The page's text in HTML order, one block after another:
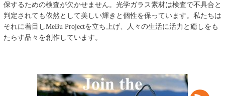
保するための検査が欠かせません。光学ガラス素材は検査で不具合と
判定されても依然として美しい輝きと個性を保っています。 私たちは
それに着目しMeBu Projectを立ち上げ、人々の生活に活力と癒しをも
たらす品々を創作しています。